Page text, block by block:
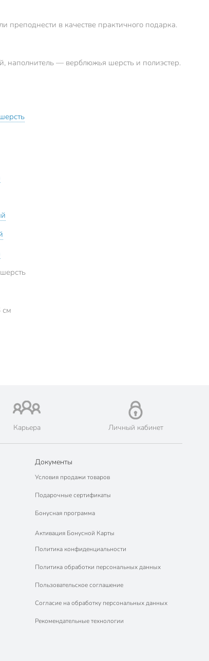
преподнести в качестве практичного подарка.
наполнитель — верблюжья шерсть и полиэстер.
см
Карьера Личный кабинет
Документы
Условия продажи товаров
Подарочные сертификаты
Бонусная программа
Активация Бонусной Карты
Политика конфиденциальности
Политика обработки персональных данных
Пользовательское соглашение
Согласие на обработку персональных данных
Рекомендательные технологии